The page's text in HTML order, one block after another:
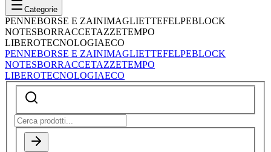
Categorie
PENNEBORSE E ZAINIMAGLIETTEFELPEBLOCK
NOTESBORRACCETAZZETEMPO
LIBEROTECNOLOGIAECO
PENNEBORSE E ZAINIMAGLIETTEFELPEBLOCK
NOTESBORRACCETAZZETEMPO
LIBEROTECNOLOGIAECO